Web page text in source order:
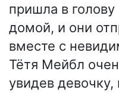
пришла в
домой, и они
вместе с
Тётя Мейбл
увидев